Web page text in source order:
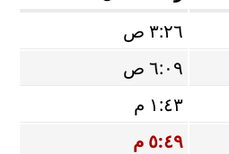
٣:٢٦ ص
٦:٠٩ ص
١:٤٣ م
٥:٤٩ م